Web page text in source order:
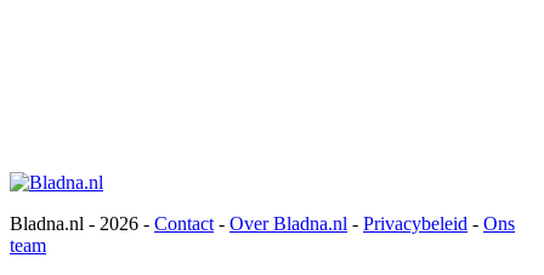
Bladna.nl - 2026 - Contact - Over Bladna.nl - Privacybeleid - Ons
team